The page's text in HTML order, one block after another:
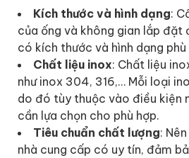
Kích thước và hình dạng:
của ống và không gian lắp đặt
có kích thước và hình dạng phù
Chất liệu inox: Chất liệu
như inox 304, 316,… Mỗi loại
do đó tùy thuộc vào điều kiện
cần lựa chọn cho phù hợp.
Tiêu chuẩn chất lượng:
nhà cung cấp có uy tín, đảm